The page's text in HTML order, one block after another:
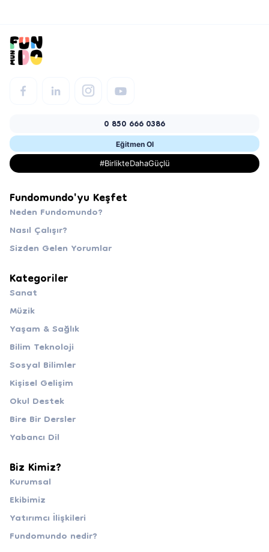
0 850 666 0386
Eğitmen Ol
#BirlikteDahaGüçlü
Fundomundo'yu Keşfet
Neden Fundomundo?
Nasıl Çalışır?
Sizden Gelen Yorumlar
Kategoriler
Sanat
Müzik
Yaşam & Sağlık
Bilim Teknoloji
Sosyal Bilimler
Kişisel Gelişim
Okul Destek
Bire Bir Dersler
Yabancı Dil
Biz Kimiz?
Kurumsal
Ekibimiz
Yatırımcı İlişkileri
Fundomundo nedir?